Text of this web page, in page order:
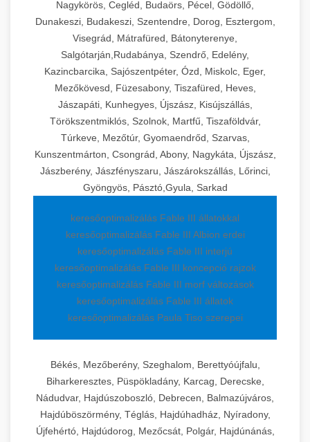
Nagykörös, Cegléd, Budaörs, Pécel, Gödöllő,
Dunakeszi, Budakeszi, Szentendre, Dorog, Esztergom,
Visegrád, Mátrafüred, Bátonyterenye,
Salgótarján,Rudabánya, Szendrő, Edelény,
Kazincbarcika, Sajószentpéter, Ózd, Miskolc, Eger,
Mezőkövesd, Füzesabony, Tiszafüred, Heves,
Jászapáti, Kunhegyes, Újszász, Kisújszállás,
Törökszentmiklós, Szolnok, Martfű, Tiszaföldvár,
Túrkeve, Mezőtúr, Gyomaendrőd, Szarvas,
Kunszentmárton, Csongrád, Abony, Nagykáta, Újszász,
Jászberény, Jászfényszaru, Jászárokszállás, Lőrinci,
Gyöngyös, Pásztó,Gyula, Sarkad
keresőoptimalizálás Fable III állatokkal
keresőoptimalizálás Fable III Albion erdei
keresőoptimalizálás Fable III interjú
keresőoptimalizálás Fable III koncepció rajzok
keresőoptimalizálás Fable III morf változások
keresőoptimalizálás Fable III állatok
keresőoptimalizálás Paula Tiso szerepei
Békés, Mezőberény, Szeghalom, Berettyóújfalu,
Biharkeresztes, Püspökladány, Karcag, Derecske,
Nádudvar, Hajdúszoboszló, Debrecen, Balmazújváros,
Hajdúböszörmény, Téglás, Hajdúhadház, Nyíradony,
Újfehértó, Hajdúdorog, Mezőcsát, Polgár, Hajdúnánás,